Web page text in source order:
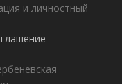
и личностный